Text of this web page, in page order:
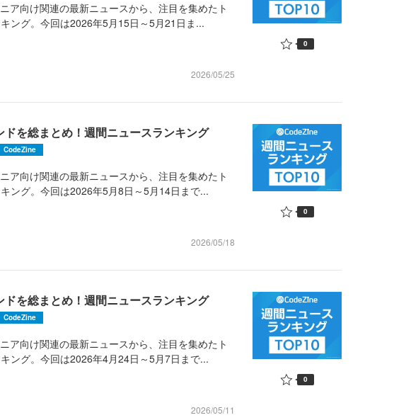
ア向け関連の最新ニュースから、注目を集めたト
ング。今回は2026年5月15日～5月21日ま...
2026/05/25
0
を総まとめ！週間ニュースランキング
CodeZine
ア向け関連の最新ニュースから、注目を集めたト
ング。今回は2026年5月8日～5月14日まで...
2026/05/18
0
を総まとめ！週間ニュースランキング
CodeZine
ア向け関連の最新ニュースから、注目を集めたト
ング。今回は2026年4月24日～5月7日まで...
2026/05/11
0